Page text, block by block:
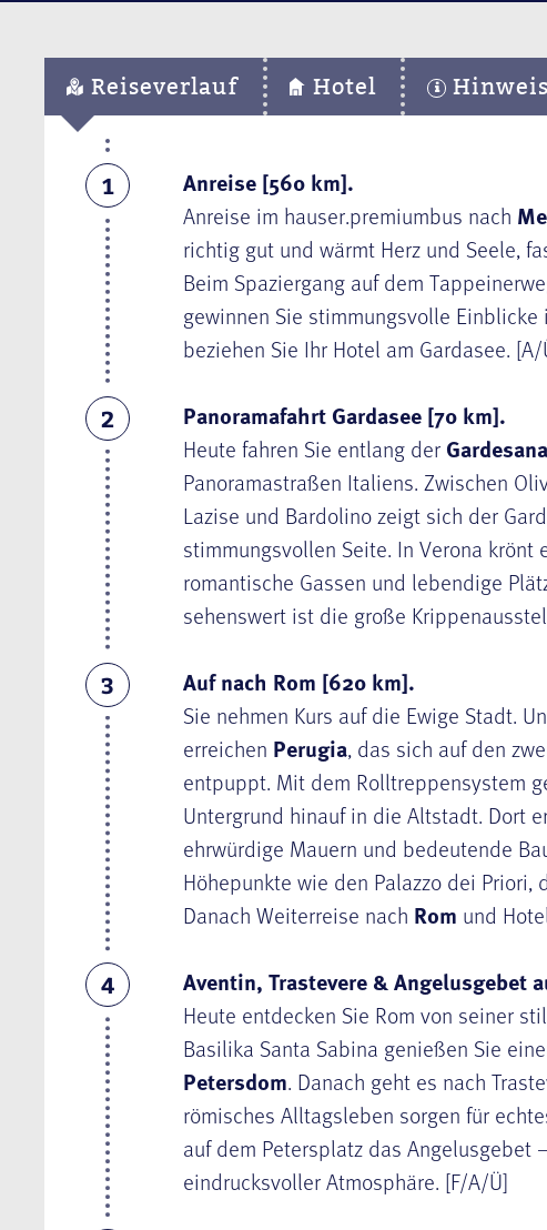
Reiseverlauf Hotel
1
Anreise [560 km].
Anreise im hauser.premiumbus nach
richtig gut und wärmt Herz und Seele,
Beim Spaziergang auf dem
gewinnen Sie stimmungsvolle
beziehen Sie Ihr Hotel am Gardasee.
2
Panoramafahrt Gardasee [70 km].
Heute fahren Sie entlang der
Panoramastraßen Italiens. Zwischen
Lazise und Bardolino zeigt sich der
stimmungsvollen Seite. In Verona krönt
romantische Gassen und lebendige
sehenswert ist die große
3
Auf nach Rom [620 km].
Sie nehmen Kurs auf die Ewige Stadt.
erreichen Perugia, das sich auf den
entpuppt. Mit dem Rolltreppensystem
Untergrund hinauf in die Altstadt. Dort
ehrwürdige Mauern und bedeutende
Höhepunkte wie den Palazzo dei
Danach Weiterreise nach Rom und
4
Aventin, Trastevere & Angelusgebet
Heute entdecken Sie Rom von seiner
Basilika Santa Sabina genießen Sie
Petersdom. Danach geht es nach
römisches Alltagsleben sorgen für
auf dem Petersplatz das Angelusgebet
eindrucksvoller Atmosphäre. [F/A/Ü]